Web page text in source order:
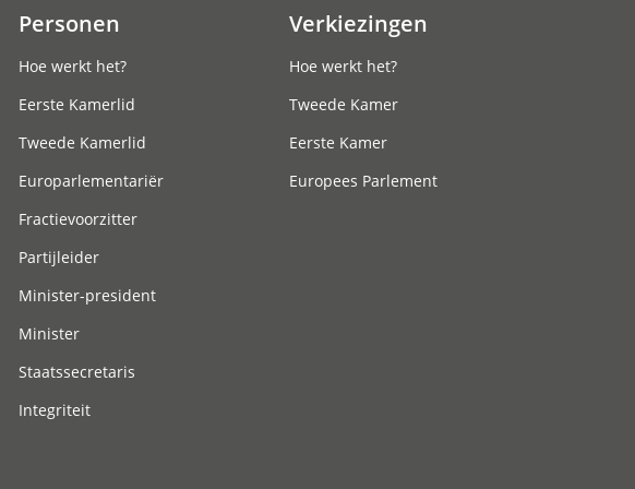
Personen
Hoe werkt het?
Eerste Kamerlid
Tweede Kamerlid
Europarlementariër
Fractievoorzitter
Partijleider
Minister-president
Minister
Staatssecretaris
Integriteit
Verkiezingen
Hoe werkt het?
Tweede Kamer
Eerste Kamer
Europees Parlement